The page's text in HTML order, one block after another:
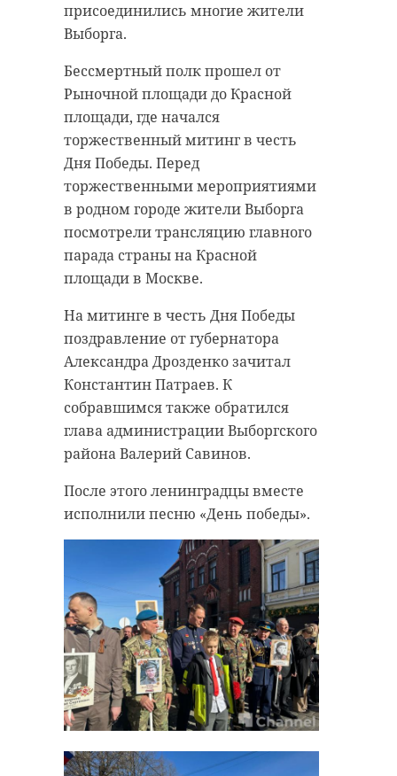
присоединились многие жители
Выборга.
Бессмертный полк прошел от
Рыночной площади до Красной
площади, где начался
торжественный митинг в честь
Дня Победы. Перед
торжественными мероприятиями
в родном городе жители Выборга
посмотрели трансляцию главного
парада страны на Красной
площади в Москве.
На митинге в честь Дня Победы
поздравление от губернатора
Александра Дрозденко зачитал
Константин Патраев. К
собравшимся также обратился
глава администрации Выборгского
района Валерий Савинов.
После этого ленинградцы вместе
исполнили песню «День победы».
В завершение он пожелал
Северо-Западного
округа здоровья, сил и
поздравив с праздником
Победы.
"Дорогие ветераны
Великой
Отечественной
Северо-Западного
федерального
Поздравляю вас с
великим
– с Днем Победы
советского народа в
Отечественной
войне 1941-1945
годов! Победа в
Великой
Отечественной
войне самое
значимое и
судьбоносное
событие в
современной
истории нашей